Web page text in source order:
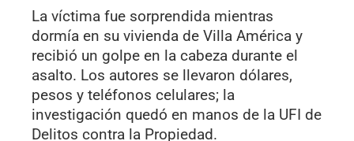
La víctima fue sorprendida mientras
dormía en su vivienda de Villa América y
recibió un golpe en la cabeza durante el
asalto. Los autores se llevaron dólares,
pesos y teléfonos celulares; la
investigación quedó en manos de la UFI de
Delitos contra la Propiedad.